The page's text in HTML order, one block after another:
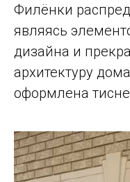
Филёнки
являясь
дизайна и
архитектуру
оформлена